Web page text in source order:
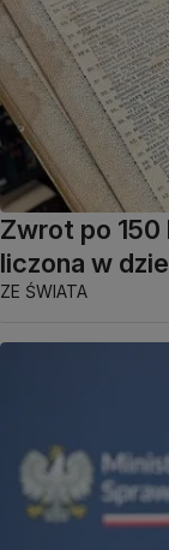
Zwrot po 150
liczona w
ZE ŚWIATA